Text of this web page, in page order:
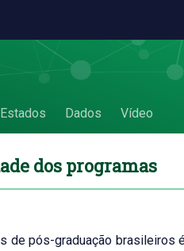
dos
Dados Vídeo
dos programas
de pós-graduação